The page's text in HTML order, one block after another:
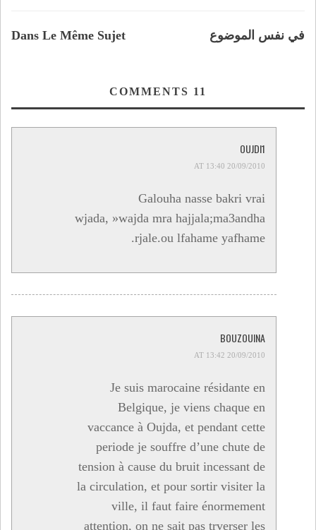
Dans Le Même Sujet في نفس الموضوع
11
OUJDI1
20/09/2010 AT 13:40
Galouha nasse bakri vrai
wjada, »wajda mra hajjala;ma3andha
rjale.ou lfahame yafhame.
BOUZOUINA
20/09/2010 AT 13:42
Je suis marocaine résidante en
Belgique, je viens chaque en
vaccance à Oujda, et pendant cette
periode je souffre d’une chute de
tension à cause du bruit incessant de
la circulation, et pour sortir visiter la
ville, il faut faire énormement
attention, on ne sait pas trverser les